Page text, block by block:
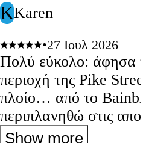
KKaren
•27 Ιουλ 2026
Πολύ εύκολο: άφησα
περιοχή της Pike
πλοίο… από το
περιπλανηθώ στις
Σιάτλ, και μετά πήρα
Show more